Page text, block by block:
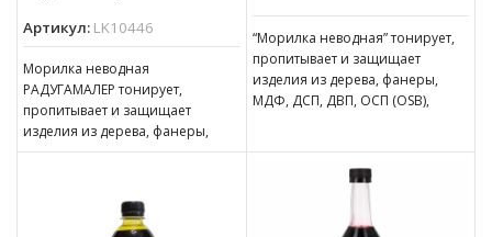
Артикул: LK10446
Морилка неводная
РАДУГАМАЛЕР тонирует,
пропитывает и защищает
изделия из дерева, фанеры,
МДФ, ДСП, ДВП, ОСП (OSB),
“Морилка неводная” тонирует,
пропитывает и защищает
изделия из дерева, фанеры,
МДФ, ДСП, ДВП, ОСП (OSB),